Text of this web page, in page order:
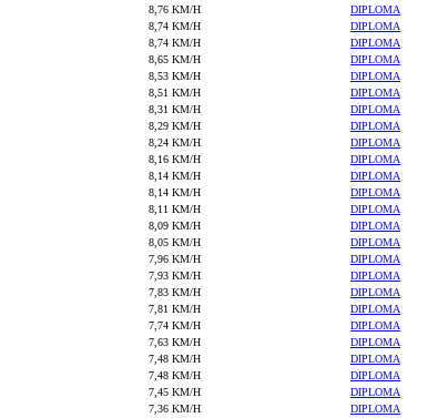
8,76 KM/H
DIPLOMA
8,74 KM/H
DIPLOMA
8,74 KM/H
DIPLOMA
8,65 KM/H
DIPLOMA
8,53 KM/H
DIPLOMA
8,51 KM/H
DIPLOMA
8,31 KM/H
DIPLOMA
8,29 KM/H
DIPLOMA
8,24 KM/H
DIPLOMA
8,16 KM/H
DIPLOMA
8,14 KM/H
DIPLOMA
8,14 KM/H
DIPLOMA
8,11 KM/H
DIPLOMA
8,09 KM/H
DIPLOMA
8,05 KM/H
DIPLOMA
7,96 KM/H
DIPLOMA
7,93 KM/H
DIPLOMA
7,83 KM/H
DIPLOMA
7,81 KM/H
DIPLOMA
7,74 KM/H
DIPLOMA
7,63 KM/H
DIPLOMA
7,48 KM/H
DIPLOMA
7,48 KM/H
DIPLOMA
7,45 KM/H
DIPLOMA
7,36 KM/H DIPLOMA